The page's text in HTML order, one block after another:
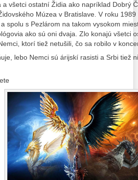
a všetci ostatní Židia ako napríklad Dobrý
Múzea v Bratislave. V roku
spolu s Pezlárom na takom vysokom
ako sú oni dvaja. Zlo konajú všetci
ktorí tiež netušili, čo sa robilo v
lebo Nemci sú árijskí rasisti a Srbi tiež